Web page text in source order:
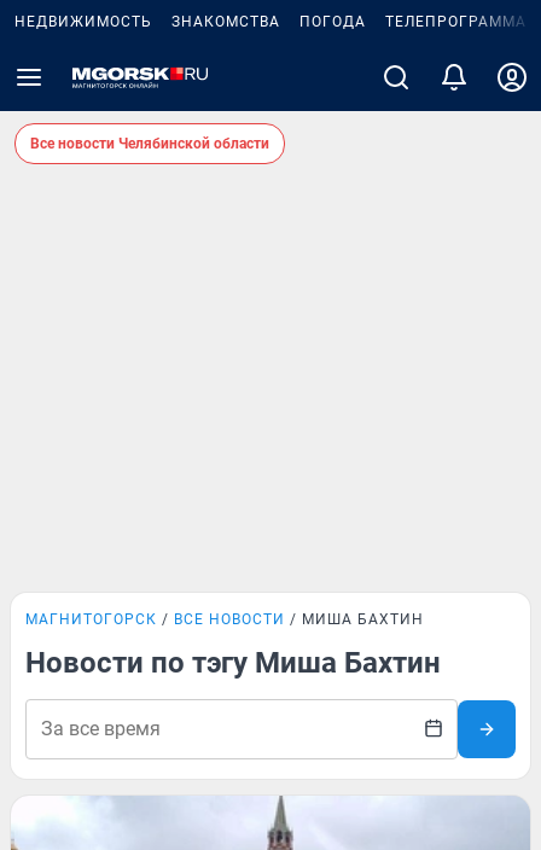
НЕДВИЖИМОСТЬ ЗНАКОМСТВА ПОГОДА ТЕЛЕПРОГРАММА
Все новости Челябинской области
МАГНИТОГОРСК ВСЕ НОВОСТИ МИША БАХТИН
Новости по тэгу Миша Бахтин